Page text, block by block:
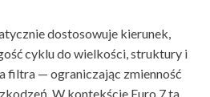
dostosowuje kierunek,
cyklu do wielkości, struktury i
filtra — ograniczając zmienność
W kontekście Euro 7 ta